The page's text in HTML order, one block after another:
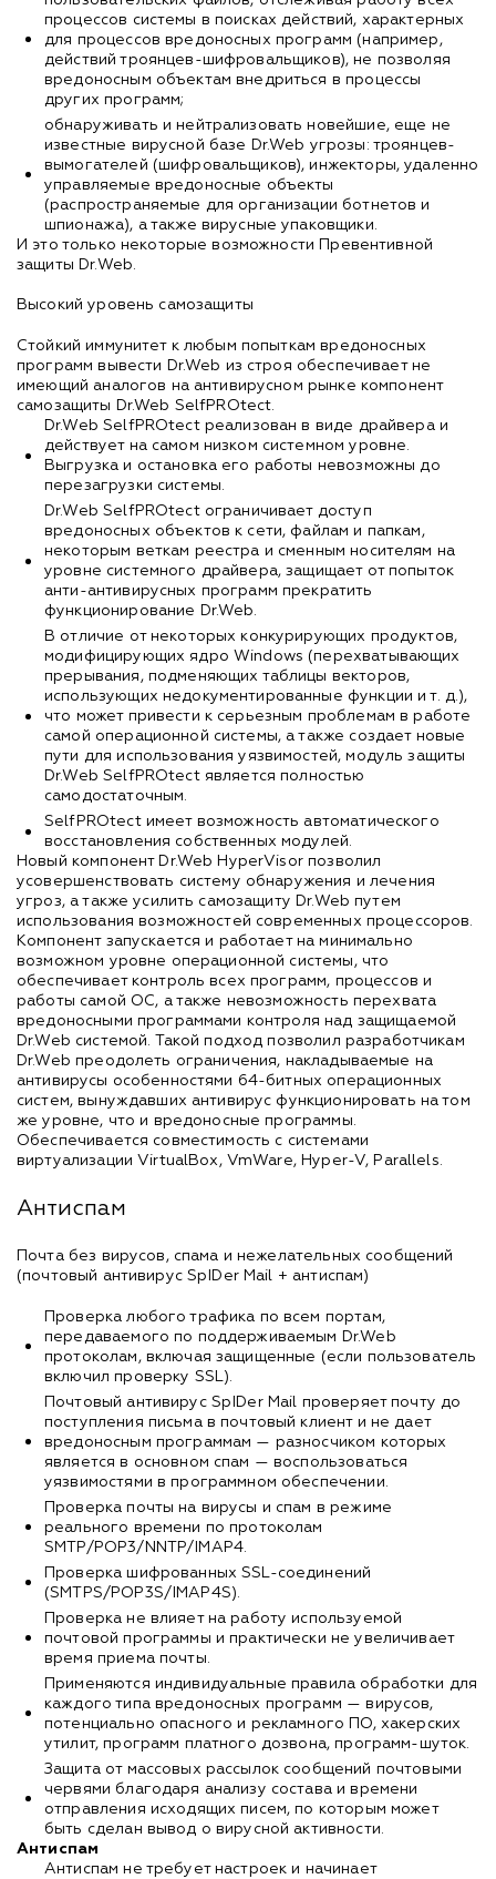
процессов системы в поисках действий, характерных
для процессов вредоносных программ (например,
действий троянцев-шифровальщиков), не позволяя
вредоносным объектам внедриться в процессы
других программ;
обнаруживать и нейтрализовать новейшие, еще не
известные вирусной базе Dr.Web угрозы: троянцев-
вымогателей (шифровальщиков), инжекторы, удаленно
управляемые вредоносные объекты
(распространяемые для организации ботнетов и
шпионажа), а также вирусные упаковщики.
И это только некоторые возможности Превентивной
защиты Dr.Web.
Высокий уровень самозащиты
Стойкий иммунитет к любым попыткам вредоносных
программ вывести Dr.Web из строя обеспечивает не
имеющий аналогов на антивирусном рынке компонент
самозащиты Dr.Web SelfPROtect.
Dr.Web SelfPROtect реализован в виде драйвера и
действует на самом низком системном уровне.
Выгрузка и остановка его работы невозможны до
перезагрузки системы.
Dr.Web SelfPROtect ограничивает доступ
вредоносных объектов к сети, файлам и папкам,
некоторым веткам реестра и сменным носителям на
уровне системного драйвера, защищает от попыток
анти-антивирусных программ прекратить
функционирование Dr.Web.
В отличие от некоторых конкурирующих продуктов,
модифицирующих ядро Windows (перехватывающих
прерывания, подменяющих таблицы векторов,
использующих недокументированные функции и т. д.),
что может привести к серьезным проблемам в работе
самой операционной системы, а также создает новые
пути для использования уязвимостей, модуль защиты
Dr.Web SelfPROtect является полностью
самодостаточным.
SelfPROtect имеет возможность автоматического
восстановления собственных модулей.
Новый компонент Dr.Web HyperVisor позволил
усовершенствовать систему обнаружения и лечения
угроз, а также усилить самозащиту Dr.Web путем
использования возможностей современных процессоров.
Компонент запускается и работает на минимально
возможном уровне операционной системы, что
обеспечивает контроль всех программ, процессов и
работы самой ОС, а также невозможность перехвата
вредоносными программами контроля над защищаемой
Dr.Web системой. Такой подход позволил разработчикам
Dr.Web преодолеть ограничения, накладываемые на
антивирусы особенностями 64-битных операционных
систем, вынуждавших антивирус функционировать на том
же уровне, что и вредоносные программы.
Обеспечивается совместимость с системами
виртуализации VirtualBox, VmWare, Hyper-V, Parallels.
Антиспам
Почта без вирусов, спама и нежелательных сообщений
(почтовый антивирус SpIDеr Mail + антиспам)
Проверка любого трафика по всем портам,
передаваемого по поддерживаемым Dr.Web
протоколам, включая защищенные (если пользователь
включил проверку SSL).
Почтовый антивирус SpIDer Mail проверяет почту до
поступления письма в почтовый клиент и не дает
вредоносным программам — разносчиком которых
является в основном спам — воспользоваться
уязвимостями в программном обеспечении.
Проверка почты на вирусы и спам в режиме
реального времени по протоколам
SMTP/POP3/NNTP/IMAP4.
Проверка шифрованных SSL-соединений
(SMTPS/POP3S/IMAP4S).
Проверка не влияет на работу используемой
почтовой программы и практически не увеличивает
время приема почты.
Применяются индивидуальные правила обработки для
каждого типа вредоносных программ — вирусов,
потенциально опасного и рекламного ПО, хакерских
утилит, программ платного дозвона, программ-шуток.
Защита от массовых рассылок сообщений почтовыми
червями благодаря анализу состава и времени
отправления исходящих писем, по которым может
быть сделан вывод о вирусной активности.
Антиспам
Антиспам не требует настроек и начинает